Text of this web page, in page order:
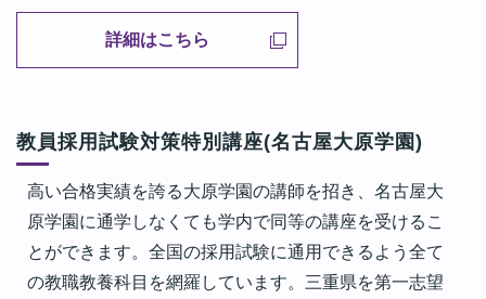
詳細はこちら
教員採用試験対策特別講座(名古屋大原学園)
高い合格実績を誇る大原学園の講師を招き、名古屋大
原学園に通学しなくても学内で同等の講座を受けるこ
とができます。全国の採用試験に通用できるよう全て
の教職教養科目を網羅しています。三重県を第一志望